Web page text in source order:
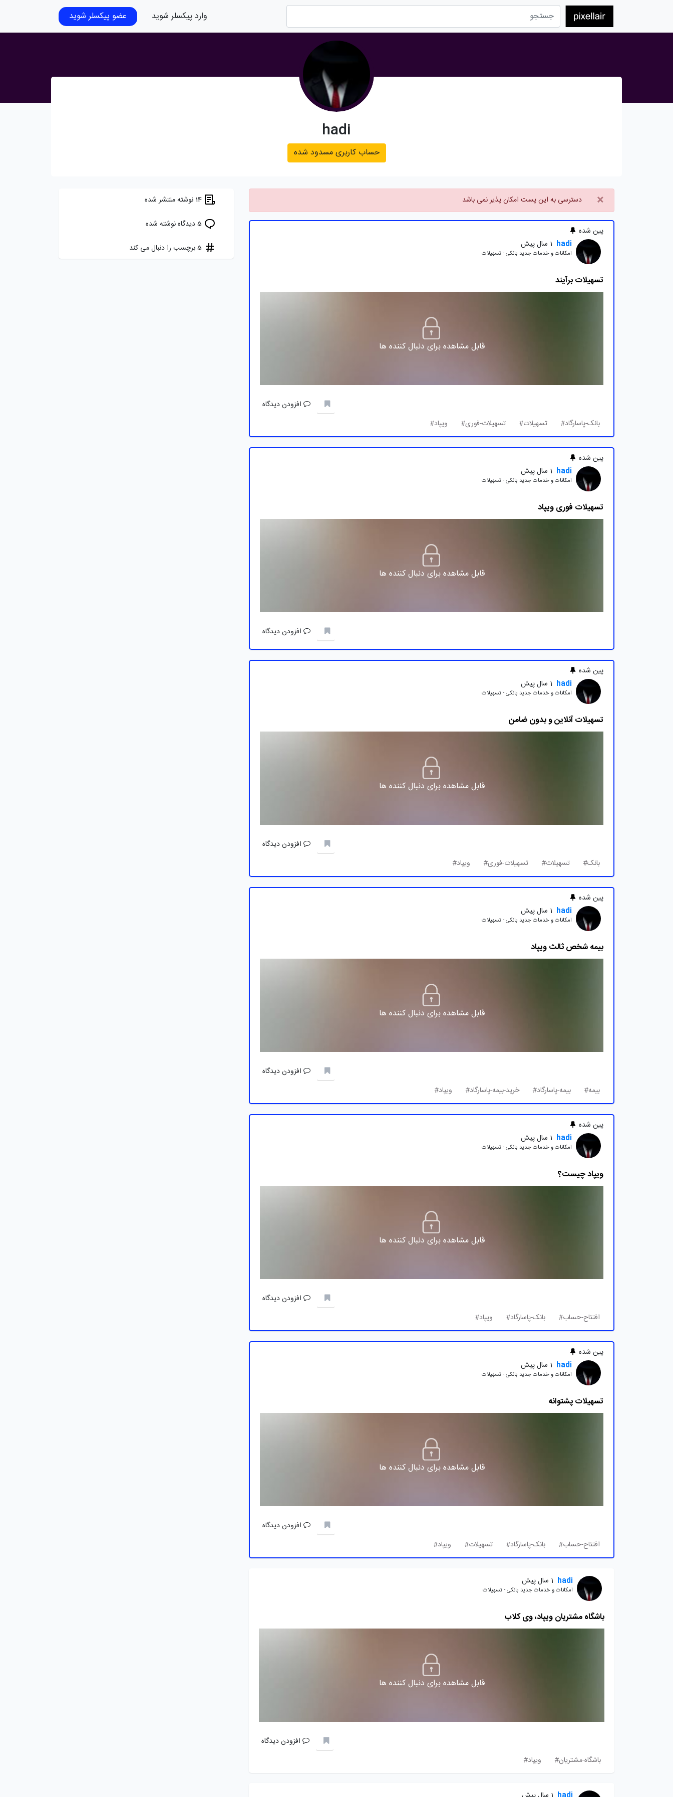
وارد پیکسلر شوید عضو پیکسلر شوید
hadi
حساب کاربری مسدود شده
× دسترسی به این پست امکان پذیر نمی باشد
پین شده
hadi 1 سال پیش
امکانات و خدمات جدید بانکی - تسهیلات
تسهیلات برآیند
قابل مشاهده برای دنبال کننده ها
افزودن دیدگاه
بانک-پاسارگاد#
تسهیلات# تسهیلات-فوری# ویپاد#
پین شده
hadi 1 سال پیش
امکانات و خدمات جدید بانکی - تسهیلات
تسهیلات فوری ویپاد
قابل مشاهده برای دنبال کننده ها
افزودن دیدگاه
پین شده
hadi 1 سال پیش
امکانات و خدمات جدید بانکی - تسهیلات
تسهیلات آنلاین و بدون ضامن
قابل مشاهده برای دنبال کننده ها
افزودن دیدگاه
بانک#
تسهیلات# تسهیلات-فوری# ویپاد#
پین شده
hadi 1 سال پیش
امکانات و خدمات جدید بانکی - تسهیلات
بیمه شخص ثالث ویپاد
قابل مشاهده برای دنبال کننده ها
افزودن دیدگاه
بیمه#
بیمه-پاسارگاد# خرید-بیمه-پاسارگاد# ویپاد#
پین شده
hadi 1 سال پیش
امکانات و خدمات جدید بانکی - تسهیلات
ویپاد چیست؟
قابل مشاهده برای دنبال کننده ها
افزودن دیدگاه
افتتاح-حساب#
بانک-پاسارگاد# ویپاد#
پین شده
hadi 1 سال پیش
امکانات و خدمات جدید بانکی - تسهیلات
تسهیلات پشتوانه
قابل مشاهده برای دنبال کننده ها
افزودن دیدگاه
افتتاح-حساب#
بانک-پاسارگاد# تسهیلات# ویپاد#
hadi 1 سال پیش
امکانات و خدمات جدید بانکی - تسهیلات
باشگاه مشتریان ویپاد، وی کلاب
قابل مشاهده برای دنبال کننده ها
افزودن دیدگاه
باشگاه-مشتریان#
ویپاد#